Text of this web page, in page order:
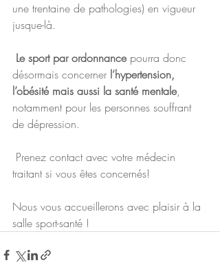
une trentaine de pathologies) en vigueur
jusque-là.
Le sport par ordonnance pourra donc
désormais concerner l’hypertension,
l’obésité mais aussi la santé mentale,
notamment pour les personnes souffrant
de dépression.
traitant si vous êtes concernés!
Nous vous accueillerons avec plaisir à la
salle sport-santé !